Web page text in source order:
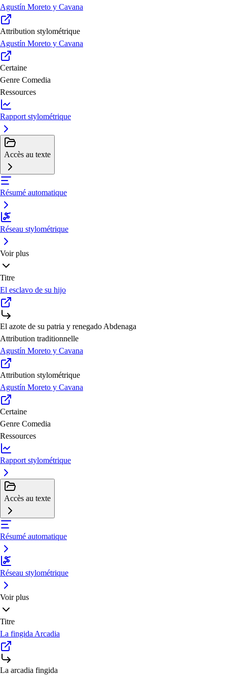
Agustín Moreto y Cavana
Attribution stylométrique
Agustín Moreto y Cavana
Certaine
Genre Comedia
Ressources
Rapport stylométrique
Accès au texte
Résumé automatique
Réseau stylométrique
Voir plus
Titre
El esclavo de su hijo
El azote de su patria y renegado Abdenaga
Attribution traditionnelle
Agustín Moreto y Cavana
Attribution stylométrique
Agustín Moreto y Cavana
Certaine
Genre Comedia
Ressources
Rapport stylométrique
Accès au texte
Résumé automatique
Réseau stylométrique
Voir plus
Titre
La fingida Arcadia
La arcadia fingida